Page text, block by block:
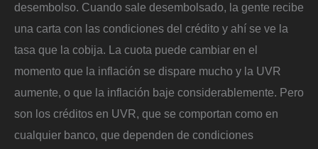
desembolso. Cuando sale desembolsado, la gente recibe
una carta con las condiciones del crédito y ahí se ve la
tasa que la cobija. La cuota puede cambiar en el
momento que la inflación se dispare mucho y la UVR
aumente, o que la inflación baje considerablemente. Pero
son los créditos en UVR, que se comportan como en
cualquier banco, que dependen de condiciones